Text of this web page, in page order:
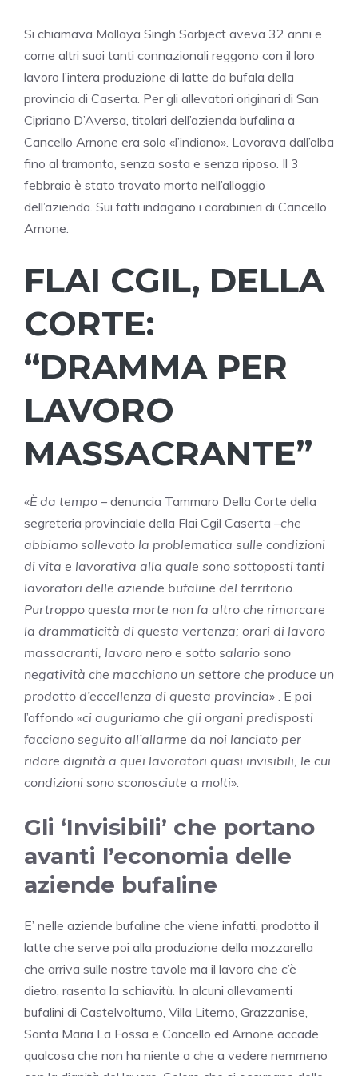
Si chiamava Mallaya Singh Sarbject aveva 32 anni e
come altri suoi tanti connazionali reggono con il loro
lavoro l’intera produzione di latte da bufala della
provincia di Caserta. Per gli allevatori originari di San
Cipriano D’Aversa, titolari dell’azienda bufalina a
Cancello Arnone era solo «l’indiano». Lavorava dall’alba
fino al tramonto, senza sosta e senza riposo. Il 3
febbraio è stato trovato morto nell’alloggio
dell’azienda. Sui fatti indagano i carabinieri di Cancello
Arnone.
FLAI CGIL, DELLA
CORTE:
“DRAMMA PER
LAVORO
MASSACRANTE”
«È da tempo – denuncia Tammaro Della Corte della
segreteria provinciale della Flai Cgil Caserta –che
abbiamo sollevato la problematica sulle condizioni
di vita e lavorativa alla quale sono sottoposti tanti
lavoratori delle aziende bufaline del territorio.
Purtroppo questa morte non fa altro che rimarcare
la drammaticità di questa vertenza; orari di lavoro
massacranti, lavoro nero e sotto salario sono
negatività che macchiano un settore che produce un
prodotto d’eccellenza di questa provincia» . E poi
l’affondo «ci auguriamo che gli organi predisposti
facciano seguito all’allarme da noi lanciato per
ridare dignità a quei lavoratori quasi invisibili, le cui
condizioni sono sconosciute a molti».
Gli ‘Invisibili’ che portano
avanti l’economia delle
aziende bufaline
E’ nelle aziende bufaline che viene infatti, prodotto il
latte che serve poi alla produzione della mozzarella
che arriva sulle nostre tavole ma il lavoro che c’è
dietro, rasenta la schiavitù. In alcuni allevamenti
bufalini di Castelvolturno, Villa Literno, Grazzanise,
Santa Maria La Fossa e Cancello ed Arnone accade
qualcosa che non ha niente a che a vedere nemmeno